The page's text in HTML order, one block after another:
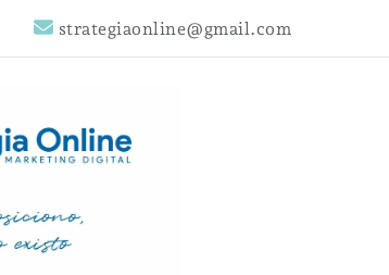
strategiaonline@gmail.com